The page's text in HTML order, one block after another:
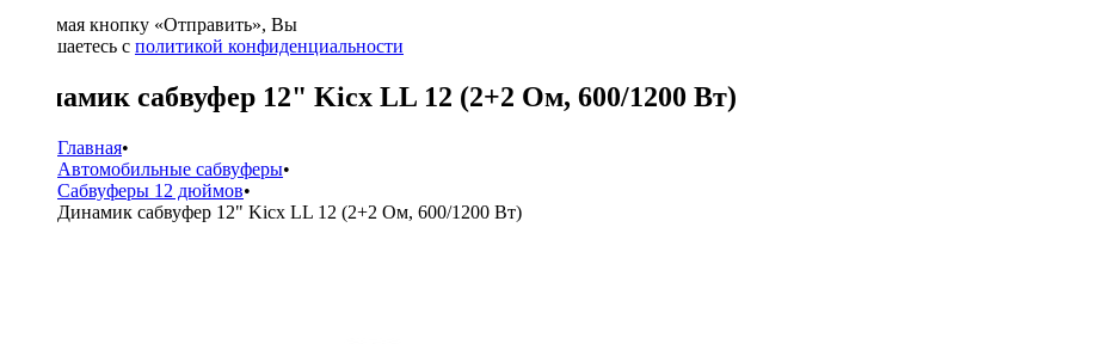
Нажимая кнопку «Отправить», Вы
соглашаетесь с политикой конфиденциальности
Динамик сабвуфер 12" Kicx LL 12 (2+2 Ом, 600/1200 Вт)
Главная•
Автомобильные сабвуферы•
Сабвуферы 12 дюймов•
Динамик сабвуфер 12" Kicx LL 12 (2+2 Ом, 600/1200 Вт)